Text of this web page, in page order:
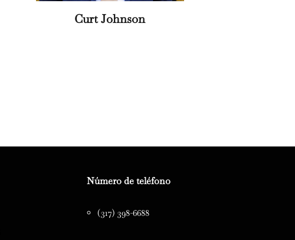
Curt Johnson
Número de teléfono
(317) 398-6688